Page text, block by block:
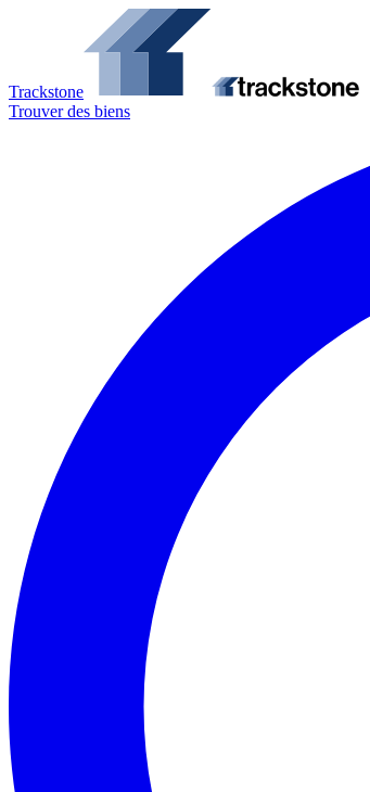
Trackstone
Trouver des biens